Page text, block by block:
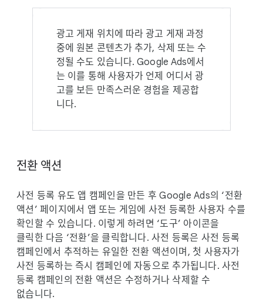
각 광고문안 아이디어는 마침표로
끝맺으세요.
동영상
동영상은 YouTube에서 호스팅되어야
방향은 가로, 세로 또는 정사각형을
추가할 동영상이 없는 경우 Google
Ads에서 앱 스토어 등록정보에 포함된
애셋을 사용하여 동영상 광고를 생성할
수 있습니다.
다양한 길이의 광고를 실험해 보세요.
시작할 때는 15~30초 길이가 좋습니다.
다양한 동영상으로 여러 제품, 서비스
광고 게재 위치에 따라 광고 게재 과정
중에 원본 콘텐츠가 추가, 삭제 또는 수
정될 수도 있습니다. Google Ads에서
는 이를 통해 사용자가 언제 어디서 광
고를 보든 만족스러운 경험을 제공합
니다.
전환 액션
사전 등록 유도 앱 캠페인을 만든 후 Google Ads의 ‘전환
액션’ 페이지에서 앱 또는 게임에 사전 등록한 사용자 수를
확인할 수 있습니다. 이렇게 하려면 ‘도구’ 아이콘을
클릭한 다음 ‘전환’을 클릭합니다. 사전 등록은 사전 등록
캠페인에서 추적하는 유일한 전환 액션이며, 첫 사용자가
사전 등록하는 즉시 캠페인에 자동으로 추가됩니다. 사전
등록 캠페인의 전환 액션은 수정하거나 삭제할 수
없습니다.